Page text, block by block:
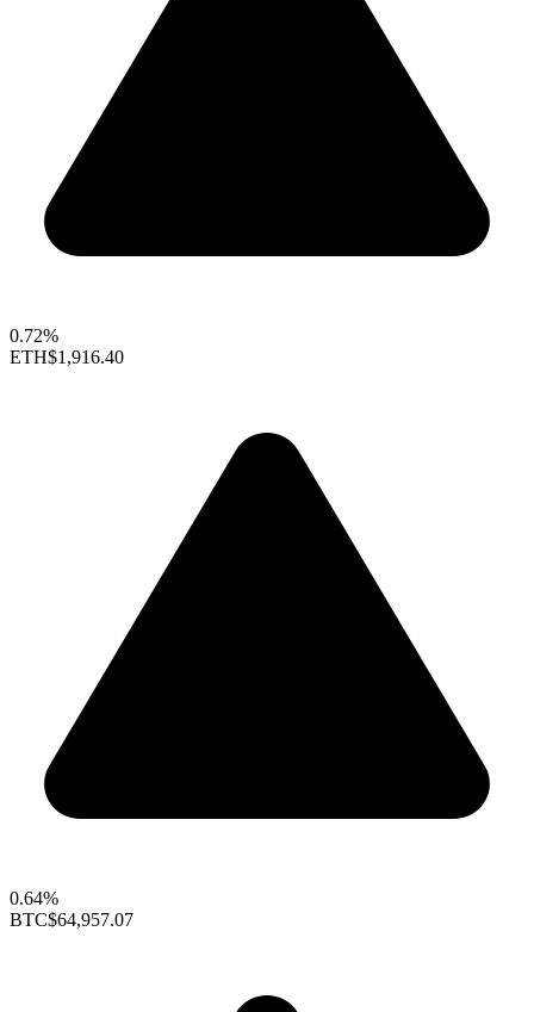
0.72%
ETH$1,916.40
0.64%
BTC$64,957.07